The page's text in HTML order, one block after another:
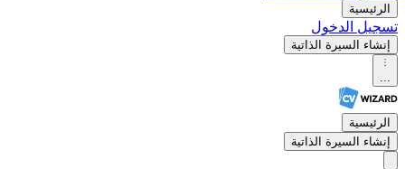
الرئيسية
تسجيل الدخول
إنشاء السيرة الذاتية
...
الرئيسية
إنشاء السيرة الذاتية